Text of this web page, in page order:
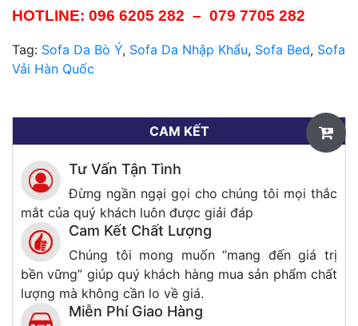
HOTLINE: 096 6205 282 – 079 7705 282
Tag: Sofa Da Bò Ý, Sofa Da Nhập Khẩu, Sofa Bed, Sofa
Vải Hàn Quốc
CAM KẾT
Tư Vấn Tận Tình
Đừng ngần ngại gọi cho chúng tôi mọi thắc
mắt của quý khách luôn được giải đáp
Cam Kết Chất Lượng
Chúng tôi mong muốn “mang đến giá trị
bền vững” giúp quý khách hàng mua sản phẩm chất
lượng mà không cần lo về giá.
Miễn Phí Giao Hàng